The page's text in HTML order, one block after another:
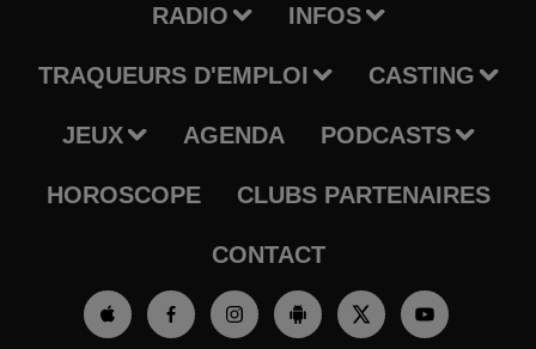
RADIO INFOS
TRAQUEURS D'EMPLOI CASTING
JEUX AGENDA PODCASTS
HOROSCOPE CLUBS PARTENAIRES
CONTACT